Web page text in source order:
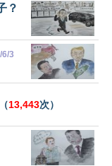
？
3
（13,443次）